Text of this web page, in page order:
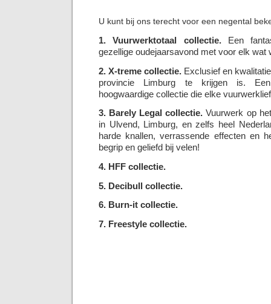
U kunt bij ons terecht voor een negental
1. Vuurwerktotaal collectie.Een
gezellige oudejaarsavond met voor elk wat
2. X-treme collectie. Exclusief en
provincie Limburg te krijgen is.
hoogwaardige collectie die elke
3. Barely Legal collectie. Vuurwerk op
in Ulvend, Limburg, en zelfs heel
harde knallen, verrassende effecten en
begrip en geliefd bij velen!
4. HFF collectie.
5. Decibull collectie.
6. Burn-it collectie.
7. Freestyle collectie.